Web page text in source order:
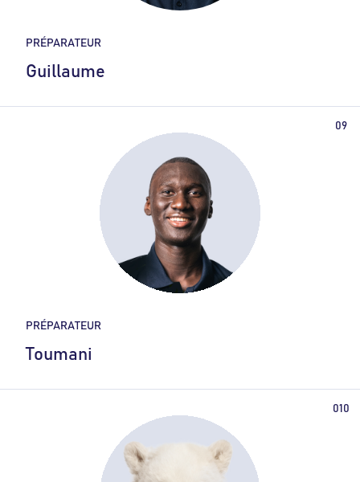
PRÉPARATEUR
Guillaume
PRÉPARATEUR
Toumani